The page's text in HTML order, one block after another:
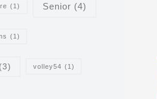
(1) Senior (4)
(1)
(3) volley54 (1)